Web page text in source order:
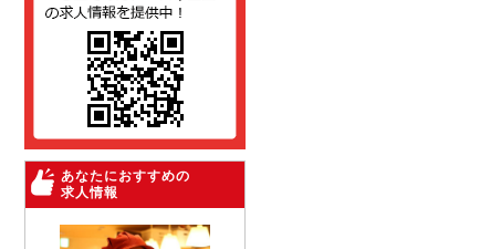
あなたにおすすめの
求人情報